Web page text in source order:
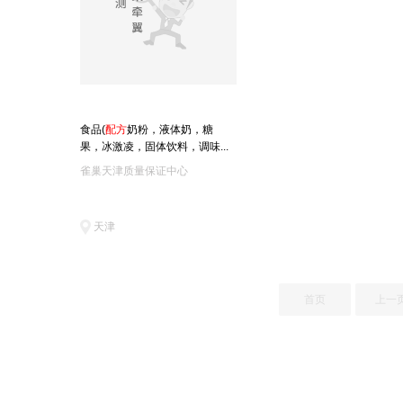
食品(配方奶粉，液体奶，糖
果，冰激凌，固体饮料，调味...
雀巢天津质量保证中心
天津
首页